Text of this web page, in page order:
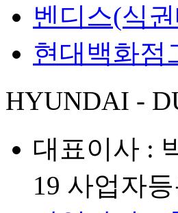
벤디스(식
현대백화점
HYUNDAI -
대표이사 :
19 사업자